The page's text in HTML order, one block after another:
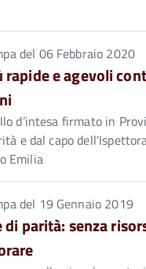
del 06 Febbraio 2020
rapide e agevoli
d’intesa firmato in
e dal capo
Emilia
del 19 Gennaio 2019
di parità: senza